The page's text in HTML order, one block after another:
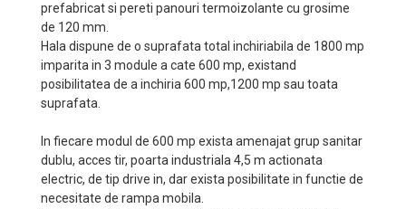
prefabricat si pereti panouri termoizolante cu grosime
de 120 mm.
Hala dispune de o suprafata total inchiriabila de 1800 mp
imparita in 3 module a cate 600 mp, existand
posibilitatea de a inchiria 600 mp,1200 mp sau toata
suprafata.
In fiecare modul de 600 mp exista amenajat grup sanitar
dublu, acces tir, poarta industriala 4,5 m actionata
electric, de tip drive in, dar exista posibilitate in functie de
necesitate de rampa mobila.